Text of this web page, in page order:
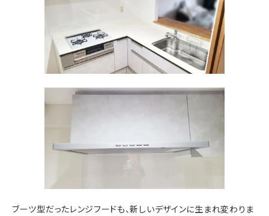
ブーツ型だったレンジフードも、新しいデザインに生まれ変わりま